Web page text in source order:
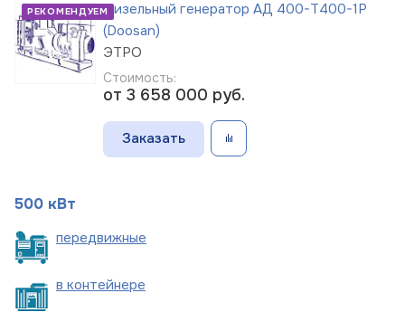
РЕКОМЕНДУЕМДизельный генератор АД 400-Т400-1Р
(Doosan)
ЭТРО
Стоимость:
от 3 658 000 руб.
Заказать
500 кВт
передвижные
в контейнере